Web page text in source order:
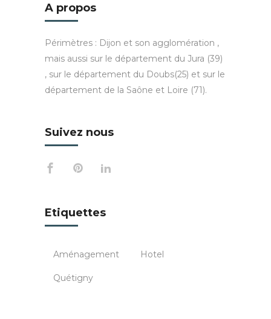
A propos
Périmètres : Dijon et son agglomération ,
mais aussi sur le département du Jura (39)
, sur le département du Doubs(25) et sur le
département de la Saône et Loire (71).
Suivez nous
Etiquettes
Aménagement Hotel
Quétigny